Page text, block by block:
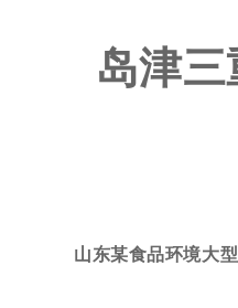
岛津
山东某食品环境大